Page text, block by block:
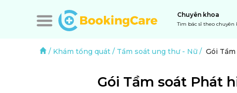
Chuyên khoa
Tìm bác sĩ theo chuyên
/ Khám tổng quát / Tầm soát ung thư - Nữ / Gói
Gói Tầm soát Phát